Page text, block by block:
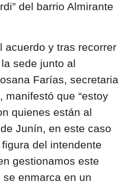
del barrio Almirante
acuerdo y tras recorrer
sede junto al
Farías, secretaria
manifestó que “estoy
quienes están al
Junín, en este caso
del intendente
gestionamos este
enmarca en un